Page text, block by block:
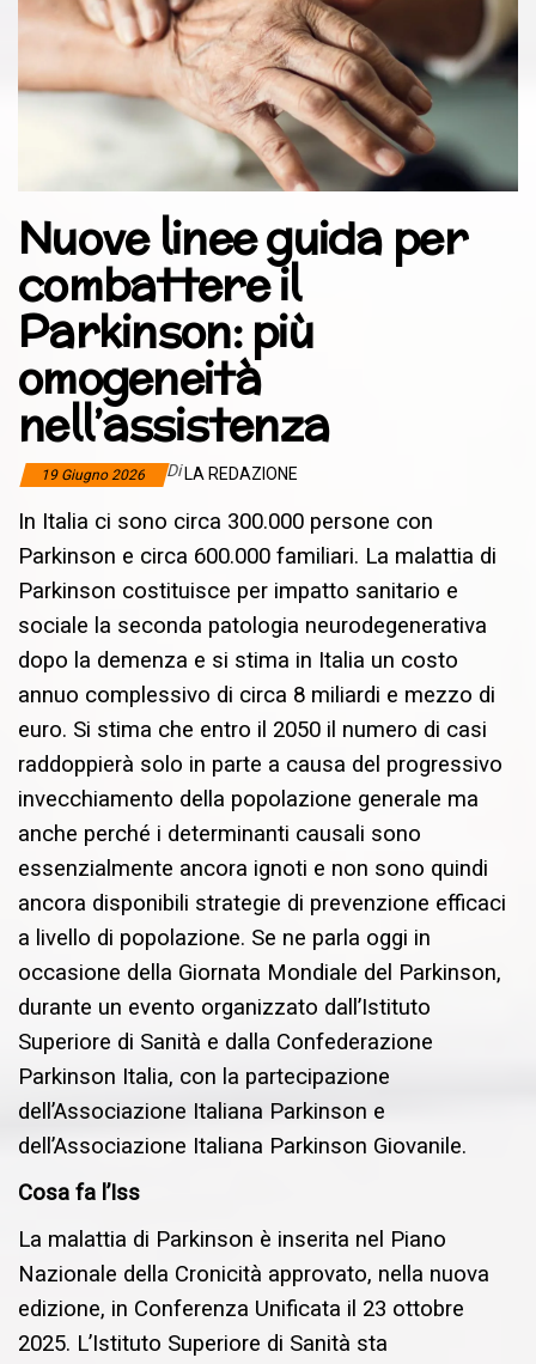
Nuove linee guida per
combattere il
Parkinson: più
omogeneità
nell’assistenza
19 Giugno 2026 Di LA REDAZIONE
In Italia ci sono circa 300.000 persone con
Parkinson e circa 600.000 familiari. La malattia di
Parkinson costituisce per impatto sanitario e
sociale la seconda patologia neurodegenerativa
dopo la demenza e si stima in Italia un costo
annuo complessivo di circa 8 miliardi e mezzo di
euro. Si stima che entro il 2050 il numero di casi
raddoppierà solo in parte a causa del progressivo
invecchiamento della popolazione generale ma
anche perché i determinanti causali sono
essenzialmente ancora ignoti e non sono quindi
ancora disponibili strategie di prevenzione efficaci
a livello di popolazione. Se ne parla oggi in
occasione della Giornata Mondiale del Parkinson,
durante un evento organizzato dall’Istituto
Superiore di Sanità e dalla Confederazione
Parkinson Italia, con la partecipazione
dell’Associazione Italiana Parkinson e
dell’Associazione Italiana Parkinson Giovanile.
Cosa fa l’Iss
La malattia di Parkinson è inserita nel Piano
Nazionale della Cronicità approvato, nella nuova
edizione, in Conferenza Unificata il 23 ottobre
2025. L’Istituto Superiore di Sanità sta